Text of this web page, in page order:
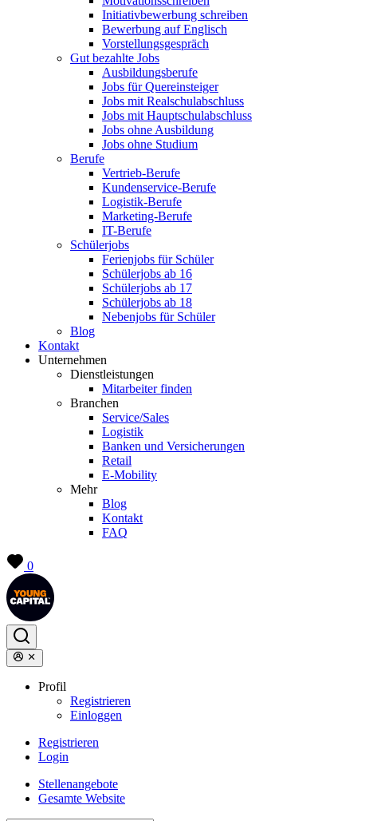
Initiativbewerbung schreiben
Bewerbung auf Englisch
Vorstellungsgespräch
Gut bezahlte Jobs
Ausbildungsberufe
Jobs für Quereinsteiger
Jobs mit Realschulabschluss
Jobs mit Hauptschulabschluss
Jobs ohne Ausbildung
Jobs ohne Studium
Berufe
Vertrieb-Berufe
Kundenservice-Berufe
Logistik-Berufe
Marketing-Berufe
IT-Berufe
Schülerjobs
Ferienjobs für Schüler
Schülerjobs ab 16
Schülerjobs ab 17
Schülerjobs ab 18
Nebenjobs für Schüler
Blog
Kontakt
Unternehmen
Dienstleistungen
Mitarbeiter finden
Branchen
Service/Sales
Logistik
Banken und Versicherungen
Retail
E-Mobility
Mehr
Blog
Kontakt
FAQ
0
Profil
Registrieren
Einloggen
Registrieren
Login
Stellenangebote
Gesamte Website